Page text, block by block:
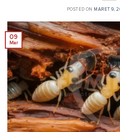
POSTED ON MARET 9,
09
Mar